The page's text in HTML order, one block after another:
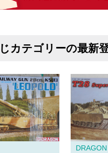
カテゴリーの最新
DRAGON